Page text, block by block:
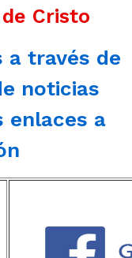
Cristo
a través de
noticias
enlaces a